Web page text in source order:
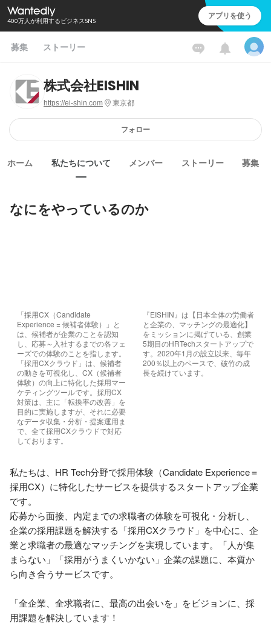
400万人が利用するビジネスSNS アプリを使う
募集 ストーリー
株式会社EISHIN
https://ei-shin.com 東京都
フォロー
ホーム 私たちについて メンバー ストーリー 募集
なにをやっているのか
「採用CX（Candidate
Experience = 候補者体験）」と
は、候補者が企業のことを認知
し、応募～入社するまでの各フェ
ーズでの体験のことを指します。
「採用CXクラウド」は、候補者
の動きを可視化し、CX（候補者
体験）の向上に特化した採用マー
ケティングツールです。採用CX
対策は、主に「転換率の改善」を
目的に実施しますが、それに必要
なデータ収集・分析・提案運用ま
で、全て採用CXクラウドで対応
しております。
『EISHIN』は【日本全体の労働者
と企業の、マッチングの最適化】
をミッションに掲げている、創業
5期目のHRTechスタートアップで
す。2020年1月の設立以来、毎年
200％以上のペースで、破竹の成
長を続けています。
私たちは、HR Tech分野で採用体験（Candidate Experience＝
採用CX）に特化したサービスを提供するスタートアップ企業
です。
応募から面接、内定までの求職者の体験を可視化・分析し、
企業の採用課題を解決する「採用CXクラウド」を中心に、企
業と求職者の最適なマッチングを実現しています。「人が集
まらない」「採用がうまくいかない」企業の課題に、本質か
ら向き合うサービスです。
「全企業、全求職者に、最高の出会いを」をビジョンに、採
用課題を解決しています！